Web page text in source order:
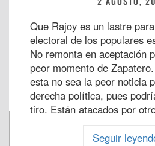
Que Rajoy es un lastre
electoral de los populares
No remonta en aceptación
peor momento de
esta no sea la peor noticia
derecha política, pues
tiro. Están atacados por
Seguir